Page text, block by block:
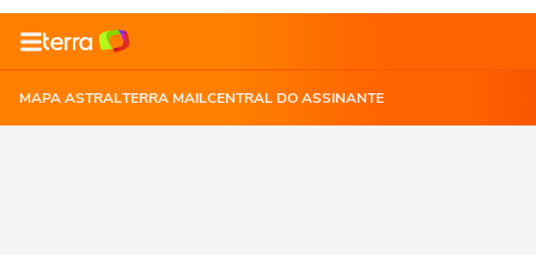
MAPA ASTRALTERRA MAILCENTRAL DO ASSINANTE